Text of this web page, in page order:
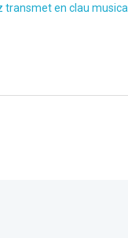
transmet en clau musical